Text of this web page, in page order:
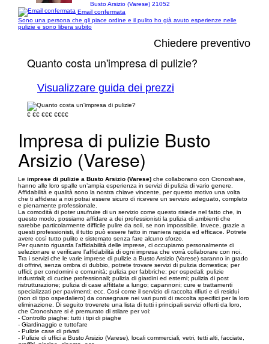
Busto Arsizio (Varese) 21052
Email confermata
Sono una persona che gli piace ordine e il pulito ho già avuto esperienze nelle
pulizie e sono libera subito
Chiedere preventivo
Quanto costa un'impresa di pulizie?
Visualizzare guida dei prezzi
€ €€ €€€ €€€€
Impresa di pulizie Busto
Arsizio (Varese)
Le imprese di pulizie a Busto Arsizio (Varese) che collaborano con Cronoshare,
hanno alle loro spalle un’ampia esperienza in servizi di pulizia di vario genere.
Affidabilità e qualità sono la nostra chiave vincente, per questo motivo una volta
che ti affiderai a noi potrai essere sicuro di ricevere un servizio adeguato, completo
e pienamente professionale.
La comodità di poter usufruire di un servizio come questo risiede nel fatto che, in
questo modo, possiamo affidare a dei professionisti la pulizia di ambienti che
sarebbe particolarmente difficile pulire da soli, se non impossibile. Invece, grazie a
questi professionisti, il tutto può essere fatto in maniera rapida ed efficace. Potrete
avere così tutto pulito e sistemato senza fare alcuno sforzo.
Per quanto riguarda l'affidabilità delle imprese, ci occupiamo personalmente di
selezionare e verificare l’affidabilità di ogni impresa che vorrà collaborare con noi.
Tra i servizi che le varie imprese di pulizie a Busto Arsizio (Varese) saranno in grado
di offrirvi, senza ombra di dubbio, potrete trovare servizi di pulizia domestica; per
uffici; per condomini e comunità; pulizia per fabbriche; per ospedali; pulizie
industriali; di cucine professionali; pulizia di giardini ed esterni; pulizia di post
ristrutturazione; pulizia di case affittate a lungo; capannoni; cure e trattamenti
specializzati per pavimenti; ecc. Così come il servizio di raccolta rifiuti e di residui
(non di tipo ospedaliero) da consegnare nei vari punti di raccolta specifici per la loro
eliminazione. Di seguito troverete una lista di tutti i principali servizi offerti da loro,
che Cronoshare si è premurato di stilare per voi:
- Controllo piaghe: tutti i tipi di piaghe
- Giardinaggio e tuttofare
- Pulizie case di privati
- Pulizie di uffici a Busto Arsizio (Varese), locali commerciali, vetri, tetti alti, facciate,